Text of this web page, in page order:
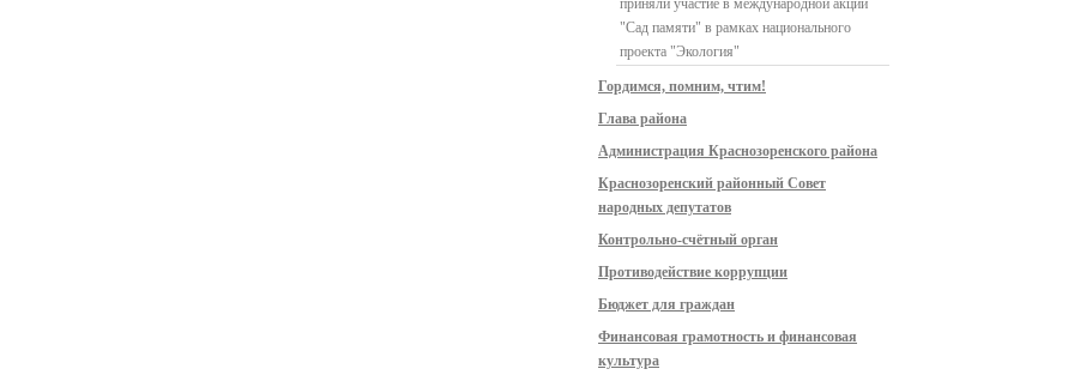
приняли участие в международной акции
"Сад памяти" в рамках национального
проекта "Экология"
Гордимся, помним, чтим!
Глава района
Администрация Краснозоренского района
Краснозоренский районный Совет
народных депутатов
Контрольно-счётный орган
Противодействие коррупции
Бюджет для граждан
Финансовая грамотность и финансовая
культура